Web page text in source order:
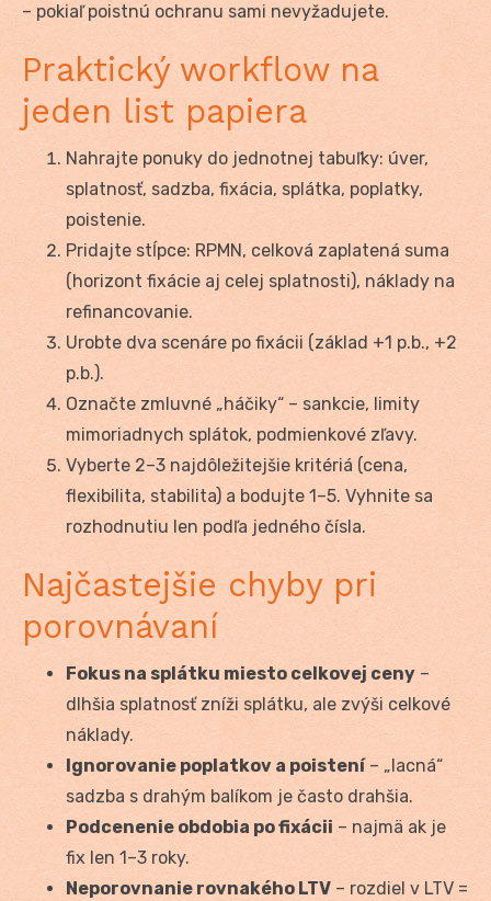
– pokiaľ poistnú ochranu sami nevyžadujete.
Praktický workflow na
jeden list papiera
Nahrajte ponuky do jednotnej tabuľky: úver,
splatnosť, sadzba, fixácia, splátka, poplatky,
poistenie.
Pridajte stĺpce: RPMN, celková zaplatená suma
(horizont fixácie aj celej splatnosti), náklady na
refinancovanie.
Urobte dva scenáre po fixácii (základ +1 p.b., +2
p.b.).
Označte zmluvné „háčiky“ – sankcie, limity
mimoriadnych splátok, podmienkové zľavy.
Vyberte 2–3 najdôležitejšie kritériá (cena,
flexibilita, stabilita) a bodujte 1–5. Vyhnite sa
rozhodnutiu len podľa jedného čísla.
Najčastejšie chyby pri
porovnávaní
Fokus na splátku miesto celkovej ceny –
dlhšia splatnosť zníži splátku, ale zvýši celkové
náklady.
Ignorovanie poplatkov a poistení– „lacná“
sadzba s drahým balíkom je často drahšia.
Podcenenie obdobia po fixácii – najmä ak je
fix len 1–3 roky.
Neporovnanie rovnakého LTV – rozdiel v LTV =